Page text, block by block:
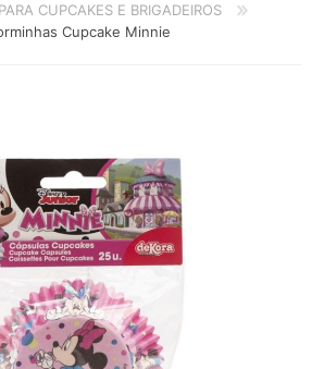
CUPCAKES E BRIGADEIROS
Cupcake Minnie